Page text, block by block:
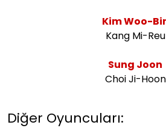
Kim Woo-
Kang Mi-Reu
Sung Joon
Choi Ji-Hoon
Diğer Oyuncuları: